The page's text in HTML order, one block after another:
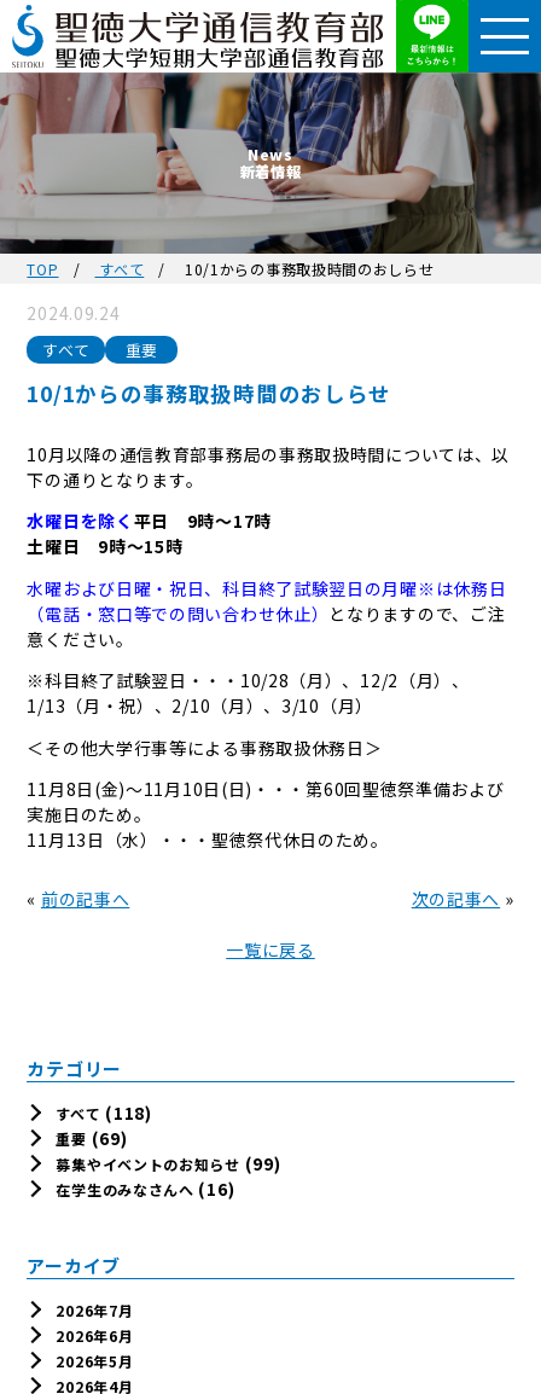
News
新着情報
TOP すべて 10/1からの事務取扱時間のおしらせ
2024.09.24
すべて 重要
10/1からの事務取扱時間のおしらせ
10月以降の通信教育部事務局の事務取扱時間については、以
下の通りとなります。
水曜日を除く 平日 9時〜17時
土曜日 9時〜15時
水曜および日曜・祝日、科目終了試験翌日の月曜※は休務日
（電話・窓口等での問い合わせ休止） となりますので、ご注
意ください。
※科目終了試験翌日・・・10/28（月）、12/2（月）、
1/13（月・祝）、2/10（月）、3/10（月）
＜その他大学行事等による事務取扱休務日＞
11月8日(金)～11月10日(日)・・・第60回聖徳祭準備および
実施日のため。
11月13日（水）・・・聖徳祭代休日のため。
« 前の記事へ
一覧に戻る
次の記事へ »
カテゴリー
すべて (118)
重要 (69)
募集やイベントのお知らせ (99)
在学生のみなさんへ (16)
アーカイブ
2026年7月
2026年6月
2026年5月
2026年4月